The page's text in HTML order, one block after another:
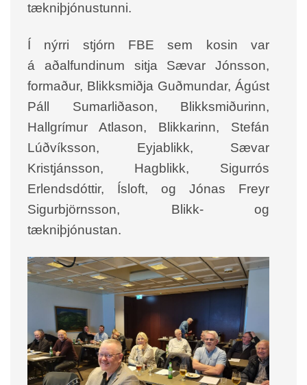
tækniþjónustunni.
Í nýrri stjórn FBE sem kosin var
á aðalfundinum sitja Sævar Jónsson,
formaður, Blikksmiðja Guðmundar, Ágúst
Páll Sumarliðason, Blikksmiðurinn,
Hallgrímur Atlason, Blikkarinn, Stefán
Lúðvíksson, Eyjablikk, Sævar
Kristjánsson, Hagblikk, Sigurrós
Erlendsdóttir, Ísloft, og Jónas Freyr
Sigurbjörnsson, Blikk- og
tækniþjónustan.